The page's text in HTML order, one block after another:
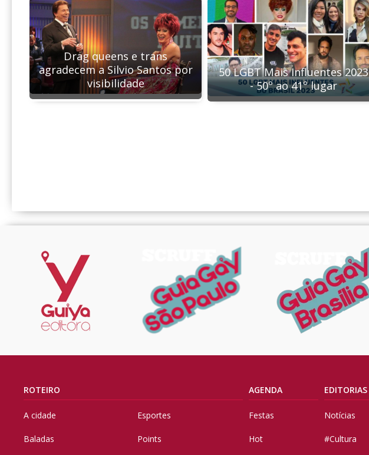
Drag queens e trans
agradecem a Silvio Santos por
visibilidade
50 LGBT Mais Influentes 2023
- 50º ao 41º lugar
ROTEIRO
A cidade
Baladas
Esportes
Points
AGENDA
Festas
Hot
EDITORIAS
Notícias
#Cultura